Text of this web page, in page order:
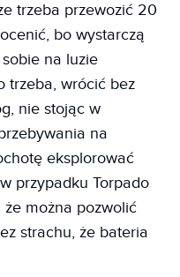
trzeba przewozić 20
bo wystarczą
na luzie
trzeba, wrócić bez
nie stojąc w
na
eksplorować
przypadku Torpado
że można pozwolić
strachu, że bateria